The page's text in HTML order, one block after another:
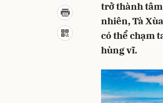
trở thành
nhiên, Tà
có thể chạm
hùng vĩ.